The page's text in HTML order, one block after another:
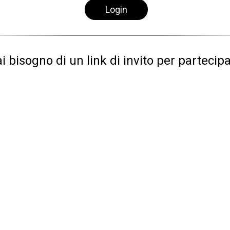
Login
bisogno di un link di invito per